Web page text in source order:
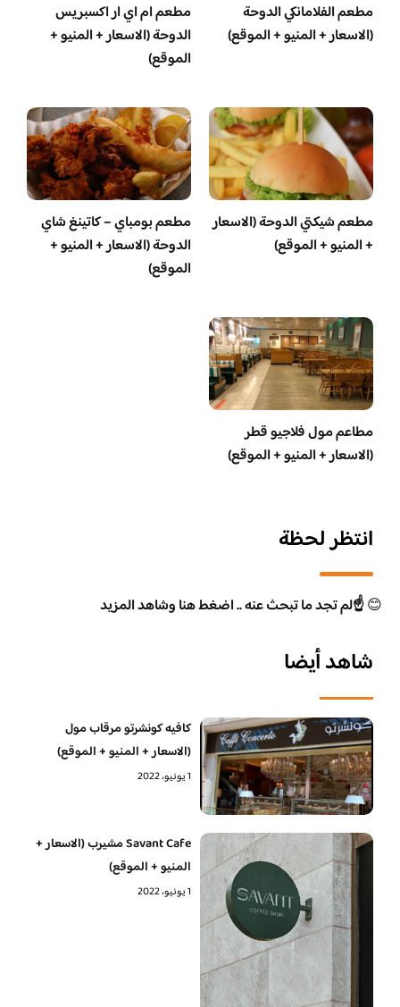
مطعم الفلامانكي الدوحة
(الاسعار + المنيو + الموقع)
مطعم ام اي ار اكسبريس
الدوحة (الاسعار + المنيو +
الموقع)
مطعم شيكتي الدوحة (الاسعار
+ المنيو + الموقع)
مطعم بومباي – كاتينغ شاي
الدوحة (الاسعار + المنيو +
الموقع)
مطاعم مول فلاجيو قطر
(الاسعار + المنيو + الموقع)
انتظر لحظة
😊☝️لم تجد ما تبحث عنه .. اضغط هنا وشاهد المزيد
شاهد أيضا
كافيه كونشرتو مرقاب مول
(الاسعار + المنيو + الموقع)
1 يونيو، 2022
Savant Cafe مشيرب (الاسعار +
المنيو + الموقع)
1 يونيو، 2022